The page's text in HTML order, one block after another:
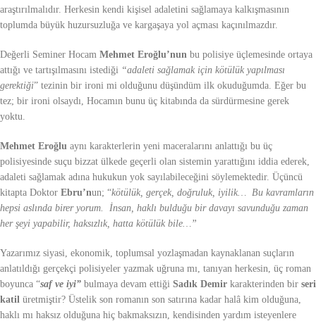
araştırılmalıdır. Herkesin kendi kişisel adaletini sağlamaya kalkışmasının
toplumda büyük huzursuzluğa ve kargaşaya yol açması kaçınılmazdır.
Değerli Seminer Hocam Mehmet Eroğlu’nun bu polisiye üçlemesinde ortaya
attığı ve tartışılmasını istediği “adaleti sağlamak için kötülük yapılması
gerektiği” tezinin bir ironi mi olduğunu düşündüm ilk okuduğumda. Eğer bu
tez; bir ironi olsaydı, Hocamın bunu üç kitabında da sürdürmesine gerek
yoktu.
Mehmet Eroğlu aynı karakterlerin yeni maceralarını anlattığı bu üç
polisiyesinde suçu bizzat ülkede geçerli olan sistemin yarattığını iddia ederek,
adaleti sağlamak adına hukukun yok sayılabileceğini söylemektedir. Üçüncü
kitapta Doktor Ebru’nun; “kötülük, gerçek, doğruluk, iyilik… Bu kavramların
hepsi aslında birer yorum. İnsan, haklı bulduğu bir davayı savunduğu zaman
her şeyi yapabilir, haksızlık, hatta kötülük bile…”
Yazarımız siyasi, ekonomik, toplumsal yozlaşmadan kaynaklanan suçların
anlatıldığı gerçekçi polisiyeler yazmak uğruna mı, tanıyan herkesin, üç roman
boyunca “saf ve iyi” bulmaya devam ettiği Sadık Demir karakterinden bir seri
katil üretmiştir? Üstelik son romanın son satırına kadar halâ kim olduğuna,
haklı mı haksız olduğuna hiç bakmaksızın, kendisinden yardım isteyenlere